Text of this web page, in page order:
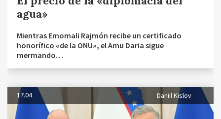
agua»
Mientras Emomali Rajmón recibe un certificado
honorífico «de la ONU», el Amu Daria sigue
mermando…
17.04 Daniil Kislov